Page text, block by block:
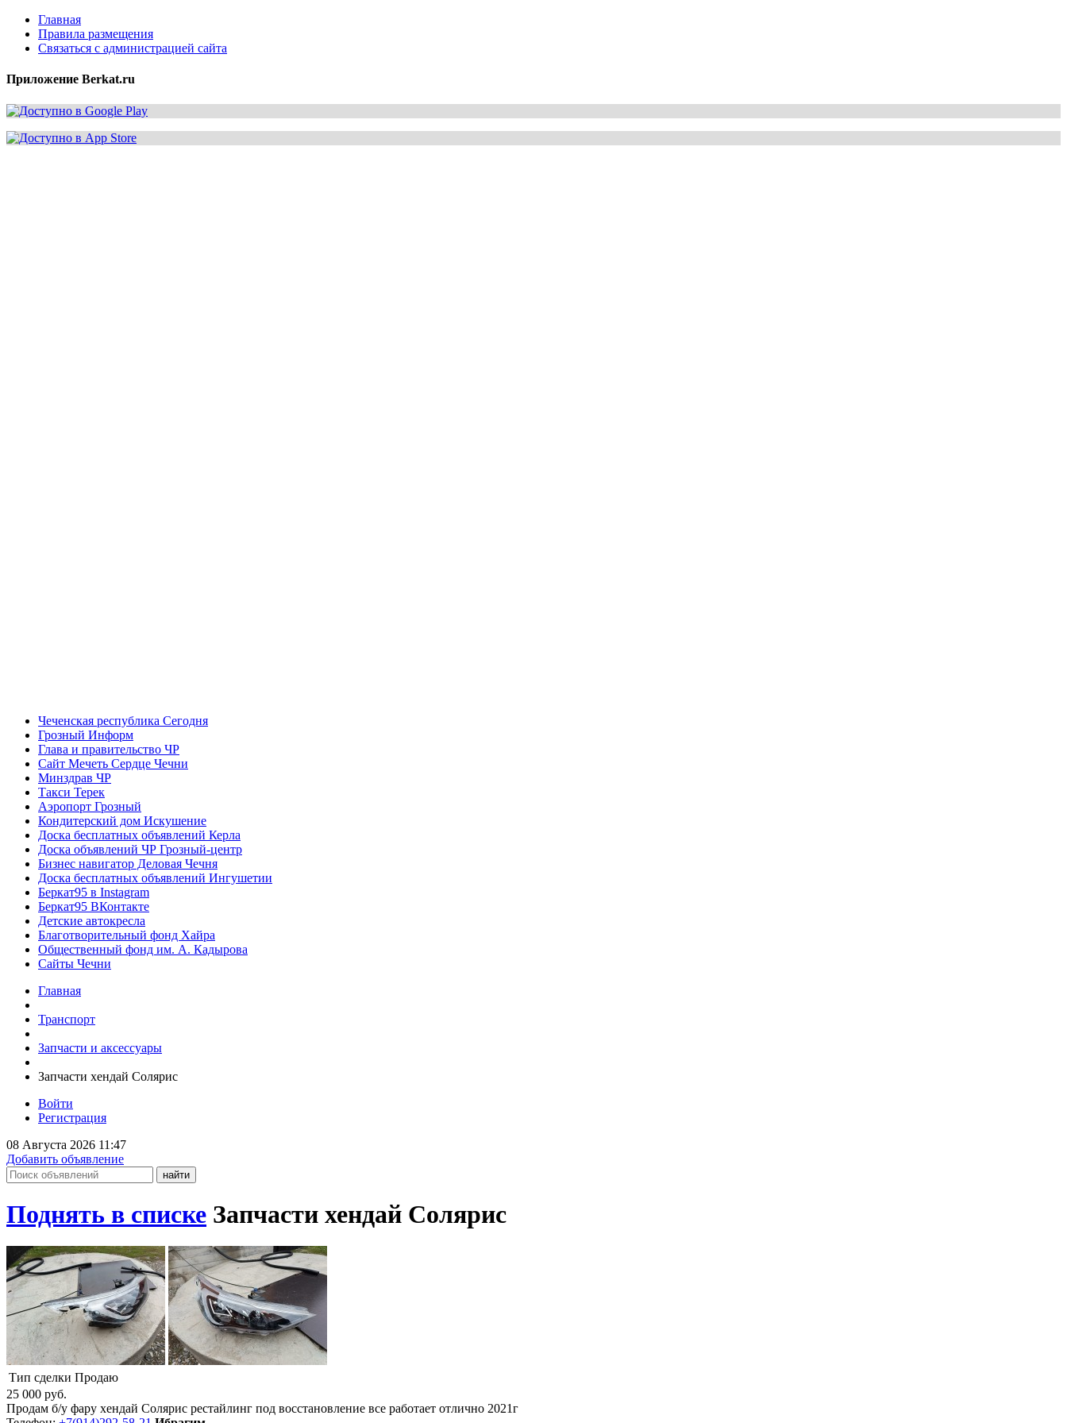
Главная
Правила размещения
Связаться с администрацией сайта
Приложение Berkat.ru
Чеченская республика Сегодня
Грозный Информ
Глава и правительство ЧР
Сайт Мечеть Сердце Чечни
Минздрав ЧР
Такси Терек
Аэропорт Грозный
Кондитерский дом Искушение
Доска бесплатных объявлений Керла
Доска объявлений ЧР Грозный-центр
Бизнес навигатор Деловая Чечня
Доска бесплатных объявлений Ингушетии
Беркат95 в Instagram
Беркат95 ВКонтакте
Детские автокресла
Благотворительный фонд Хайра
Общественный фонд им. А. Кадырова
Сайты Чечни
Главная
Транспорт
Запчасти и аксессуары
Запчасти хендай Солярис
Войти
Регистрация
08 Августа 2026 11:47
Добавить объявление
Поднять в списке Запчасти хендай Солярис
Тип сделки Продаю
25 000 руб.
Продам б/у фару хендай Солярис рестайлинг под восстановление все работает отлично 2021г